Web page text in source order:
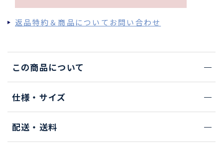
返品特約＆商品についてお問い合わせ
この商品について
仕様・サイズ
配送・送料